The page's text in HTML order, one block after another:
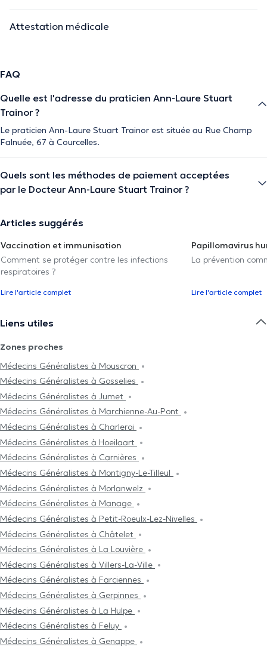
Attestation médicale
FAQ
Quelle est l'adresse du praticien Ann-Laure Stuart
Trainor ?
Le praticien Ann-Laure Stuart Trainor est située au Rue Champ
Falnuée, 67 à Courcelles.
Quels sont les méthodes de paiement acceptées
par le Docteur Ann-Laure Stuart Trainor ?
Articles suggérés
Vaccination et immunisation
Comment se protéger contre les infections
respiratoires ?
Lire l'article complet
Papillomavirus
La prévention
Lire l'article complet
Liens utiles
Zones proches
Médecins Généralistes à Mouscron
Médecins Généralistes à Gosselies
Médecins Généralistes à Jumet
Médecins Généralistes à Marchienne-Au-Pont
Médecins Généralistes à Charleroi
Médecins Généralistes à Hoeilaart
Médecins Généralistes à Carnières
Médecins Généralistes à Montigny-Le-Tilleul
Médecins Généralistes à Morlanwelz
Médecins Généralistes à Manage
Médecins Généralistes à Petit-Roeulx-Lez-Nivelles
Médecins Généralistes à Châtelet
Médecins Généralistes à La Louvière
Médecins Généralistes à Villers-La-Ville
Médecins Généralistes à Farciennes
Médecins Généralistes à Gerpinnes
Médecins Généralistes à La Hulpe
Médecins Généralistes à Feluy
Médecins Généralistes à Genappe